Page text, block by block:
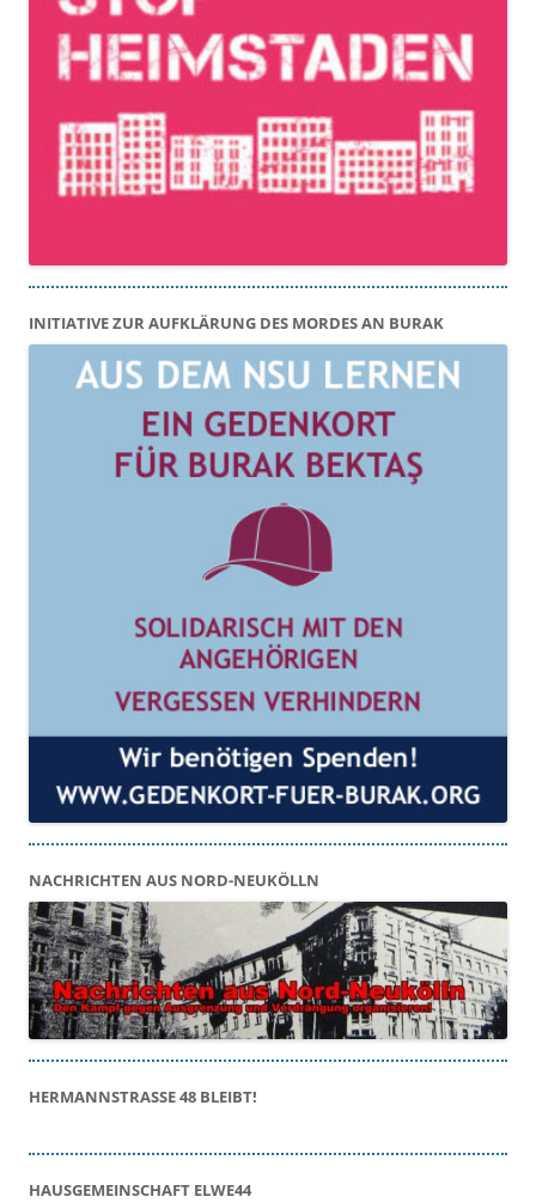
INITIATIVE ZUR AUFKLÄRUNG DES MORDES AN BURAK
NACHRICHTEN AUS NORD-NEUKÖLLN
HERMANNSTRASSE 48 BLEIBT!
HAUSGEMEINSCHAFT ELWE44